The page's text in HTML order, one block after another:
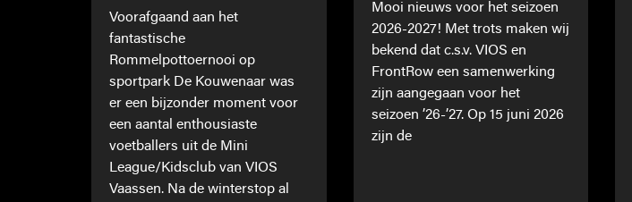
Voorafgaand aan het
fantastische
Rommelpottoernooi op
sportpark De Kouwenaar was
er een bijzonder moment voor
een aantal enthousiaste
voetballers uit de Mini
League/Kidsclub van VIOS
Vaassen. Na de winterstop al
Mooi nieuws voor het seizoen
2026-2027! Met trots maken wij
bekend dat c.s.v. VIOS en
FrontRow een samenwerking
zijn aangegaan voor het
seizoen ’26-’27. Op 15 juni 2026
zijn de